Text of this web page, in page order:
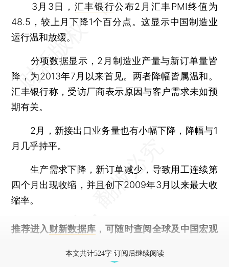
3月3日， 汇丰银行公布2月汇丰PMI终值为
48.5，较上月下降1个百分点。这显示中国制造业
运行温和放缓。
分项数据显示，2月制造业产量与新订单量皆
降，为2013年7月以来首见。两者降幅皆属温和。
汇丰银行称，受访厂商表示原因与客户需求未如预
期有关。
2月，新接出口业务量也有小幅下降，降幅与1
月几乎持平。
生产需求下降，新订单减少，导致用工连续第
四个月出现收缩，并且创下2009年3月以来最大收
缩率。
推荐进入 财新数据库 ，可随时查阅全球及中国宏观
本文共计524字 订阅后继续阅读